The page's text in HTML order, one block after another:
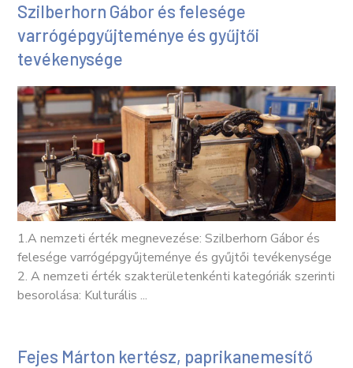
Szilberhorn Gábor és felesége
varrógépgyűjteménye és gyűjtői
tevékenysége
1.A nemzeti érték megnevezése: Szilberhorn Gábor és
felesége varrógépgyűjteménye és gyűjtői tevékenysége
2. A nemzeti érték szakterületenkénti kategóriák szerinti
besorolása: Kulturális ...
Fejes Márton kertész, paprikanemesítő